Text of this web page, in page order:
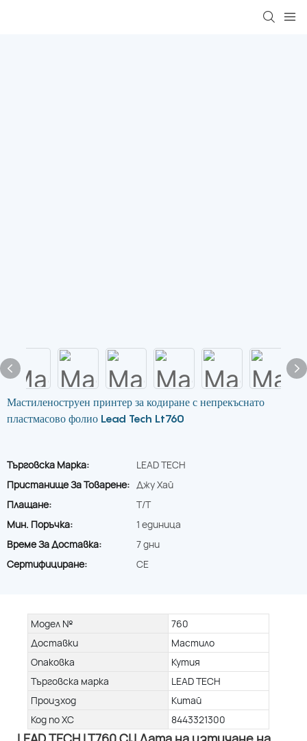
Мастиленоструен принтер за кодиране с непрекъснато
пластмасово фолио Lead Tech Lt760
Търговска Марка:
LEAD TECH
Пристанище За Товарене: Джу Хай
Плащане:
T/T
Мин. Поръчка:
1 единица
Време За Доставка:
7 дни
Сертифициране:
CE
Модел №
760
Доставки
Мастило
Опаковка
Кутия
Търговска марка
LEAD TECH
Произход
Китай
Код по ХС
8443321300